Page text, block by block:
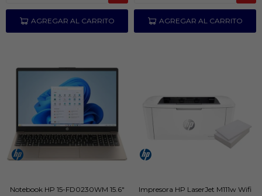
Notebook HP 15-FD0230WM 15.6"
Impresora HP LaserJet M111w Wifi